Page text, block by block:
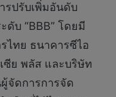
รปรับเพิ่มอันดับ
ดับ “BBB” โดยมี
ไทย ธนาคารซีไอ
ซีย พลัส และบริษัท
จัดการการจัด